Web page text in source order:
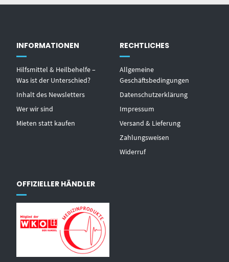
INFORMATIONEN
Hilfsmittel & Heilbehelfe –
Was ist der Unterschied?
Inhalt des Newsletters
Wer wir sind
Mieten statt kaufen
RECHTLICHES
Allgemeine
Geschäftsbedingungen
Datenschutzerklärung
Impressum
Versand & Lieferung
Zahlungsweisen
Widerruf
OFFIZIELLER HÄNDLER